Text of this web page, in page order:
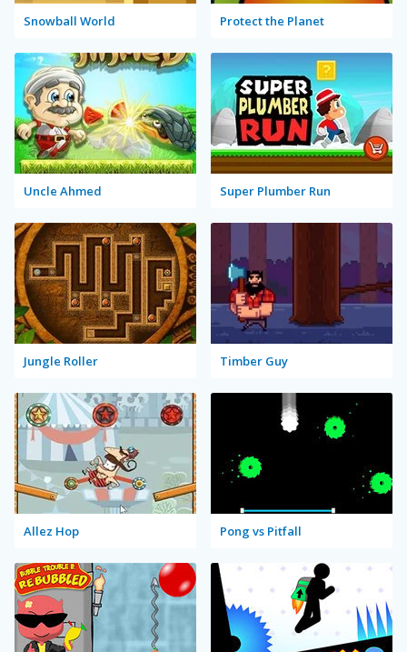
Snowball World Protect the Planet
Uncle Ahmed Super Plumber Run
Jungle Roller Timber Guy
Allez Hop Pong vs Pitfall